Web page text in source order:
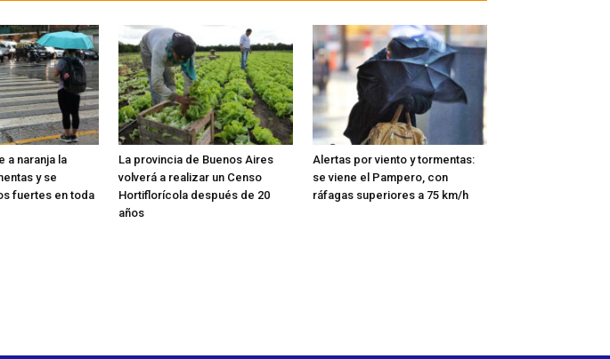
a naranja la
y se
fuertes en toda
La provincia de Buenos Aires
volverá a realizar un Censo
Hortiflorícola después de 20
años
Alertas por viento y tormentas:
se viene el Pampero, con
ráfagas superiores a 75 km/h